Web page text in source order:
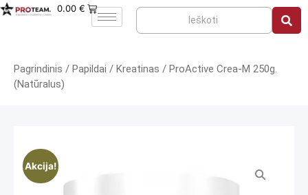
0.00€
Pagrindinis / Papildai / Kreatinas / ProActive Crea-M 250g.
(Natūralus)
Akcija!